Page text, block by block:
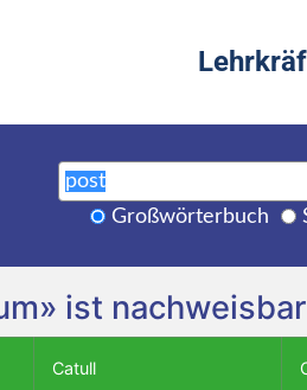
Großwörterbuch
ist
Catull